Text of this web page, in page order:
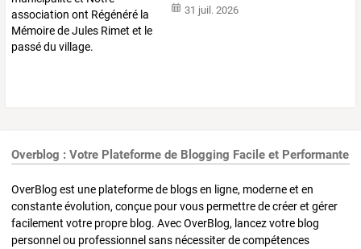
31 juil. 2026
Overblog : Votre Plateforme de Blogging Facile et Performante
OverBlog est une plateforme de blogs en ligne, moderne et en
constante évolution, conçue pour vous permettre de créer et gérer
facilement votre propre blog. Avec OverBlog, lancez votre blog
personnel ou professionnel sans nécessiter de compétences